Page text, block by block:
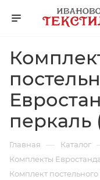
перкаль
Главная — Каталог
Комплекты
Комплект